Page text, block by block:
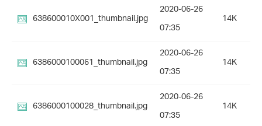
638600010X001_thumbnail.jpg
2020-06-26
07:35
14K
6386000100061_thumbnail.jpg
2020-06-26
07:35
14K
6386000100028_thumbnail.jpg
2020-06-26
07:35
14K